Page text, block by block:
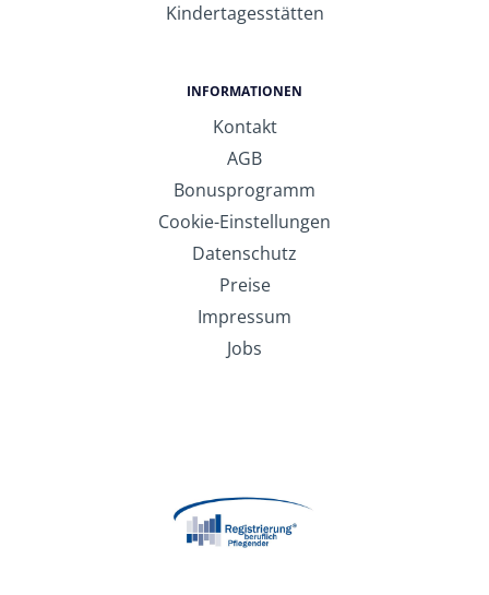
Kindertagesstätten
INFORMATIONEN
Kontakt
AGB
Bonusprogramm
Cookie-Einstellungen
Datenschutz
Preise
Impressum
Jobs